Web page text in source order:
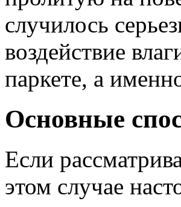
случилось
воздействие
паркете, а
Основные
Если
этом случае